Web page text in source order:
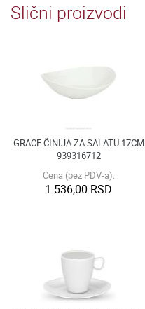
Slični proizvodi
GRACE ČINIJA ZA SALATU 17CM
939316712
Cena (bez PDV-a):
1.536,00 RSD